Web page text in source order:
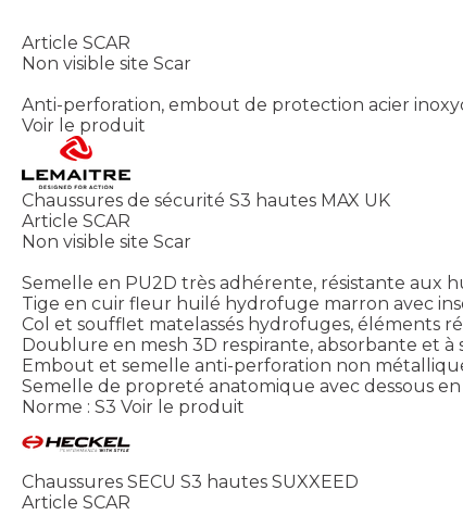
Article SCAR
Non visible site Scar
Anti-perforation, embout de protection acier
Voir le produit
Chaussures de sécurité S3 hautes MAX UK
Article SCAR
Non visible site Scar
Semelle en PU2D très adhérente, résistante aux
Tige en cuir fleur huilé hydrofuge marron avec
Col et soufflet matelassés hydrofuges, éléments
Doublure en mesh 3D respirante, absorbante et à
Embout et semelle anti-perforation non
Semelle de propreté anatomique avec dessous
Norme : S3 Voir le produit
Chaussures SECU S3 hautes SUXXEED
Article SCAR